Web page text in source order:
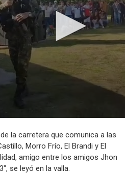
la carretera que comunica a las
Morro Frío, El Brandi y El
amigo entre los amigos Jhon
se leyó en la valla.